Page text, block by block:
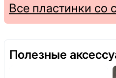
Все пластинки со
Полезные